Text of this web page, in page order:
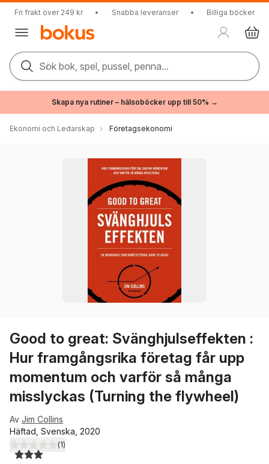
Fri frakt över 249 kr • Snabba leveranser • Billiga böcker
Sök bok, spel, pussel, penna...
Skapa nya rutiner – hälsoböcker upp till 50% →
Ekonomi och Ledarskap Företagsekonomi
Good to great: Svänghjulseffekten :
Hur framgångsrika företag får upp
momentum och varför så många
misslyckas (Turning the flywheel)
Av Jim Collins
Häftad, Svenska, 2020
3,0utav 5 stjärnor. Totalt antal röster:
(1)